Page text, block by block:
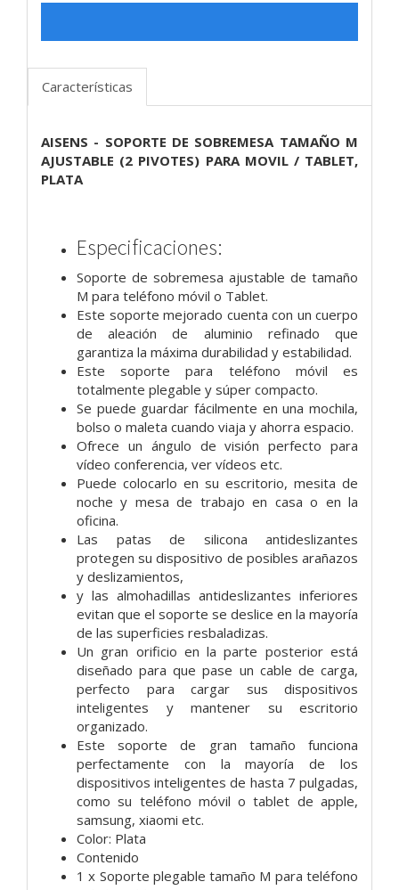
Características
AISENS - SOPORTE DE SOBREMESA TAMAÑO M
AJUSTABLE (2 PIVOTES) PARA MOVIL / TABLET,
PLATA
Especificaciones:
Soporte de sobremesa ajustable de tamaño
M para teléfono móvil o Tablet.
Este soporte mejorado cuenta con un cuerpo
de aleación de aluminio refinado que
garantiza la máxima durabilidad y estabilidad.
Este soporte para teléfono móvil es
totalmente plegable y súper compacto.
Se puede guardar fácilmente en una mochila,
bolso o maleta cuando viaja y ahorra espacio.
Ofrece un ángulo de visión perfecto para
vídeo conferencia, ver vídeos etc.
Puede colocarlo en su escritorio, mesita de
noche y mesa de trabajo en casa o en la
oficina.
Las patas de silicona antideslizantes
protegen su dispositivo de posibles arañazos
y deslizamientos,
y las almohadillas antideslizantes inferiores
evitan que el soporte se deslice en la mayoría
de las superficies resbaladizas.
Un gran orificio en la parte posterior está
diseñado para que pase un cable de carga,
perfecto para cargar sus dispositivos
inteligentes y mantener su escritorio
organizado.
Este soporte de gran tamaño funciona
perfectamente con la mayoría de los
dispositivos inteligentes de hasta 7 pulgadas,
como su teléfono móvil o tablet de apple,
samsung, xiaomi etc.
Color: Plata
Contenido
1 x Soporte plegable tamaño M para teléfono